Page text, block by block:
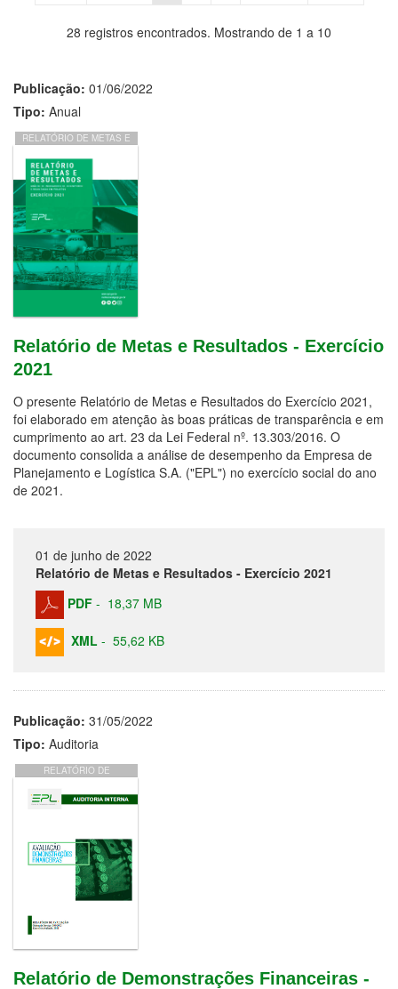
28 registros encontrados. Mostrando de 1 a 10
Publicação: 01/06/2022
Tipo: Anual
RELATÓRIO DE METAS E
EXERCÍCIO 2021
Relatório de Metas e Resultados - Exercício
2021
O presente Relatório de Metas e Resultados do Exercício 2021,
foi elaborado em atenção às boas práticas de transparência e em
cumprimento ao art. 23 da Lei Federal nº. 13.303/2016. O
documento consolida a análise de desempenho da Empresa de
Planejamento e Logística S.A. ("EPL") no exercício social do ano
de 2021.
01 de junho de 2022
Relatório de Metas e Resultados - Exercício 2021
PDF - 18,37 MB
XML - 55,62 KB
Publicação: 31/05/2022
Tipo: Auditoria
RELATÓRIO DE
FINANCEIRAS -
EXERCÍCIO 2021
Relatório de Demonstrações Financeiras -